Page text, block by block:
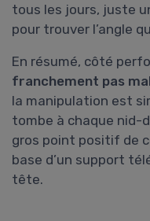
tous les jours, juste
pour trouver l’angle
En résumé, côté
franchement pas
la manipulation est
tombe à chaque nid-
gros point positif de
base d’un support
tête.